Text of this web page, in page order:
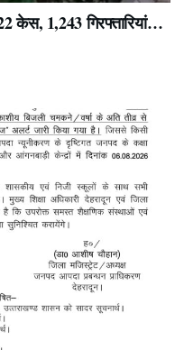
केस, 1,243 गिरफ्तारियां…